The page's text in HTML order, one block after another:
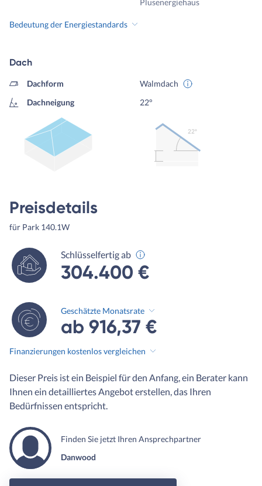
Plusenergiehaus
Bedeutung der Energiestandards
Dach
Dachform
Walmdach
Dachneigung
22°
22º
Preisdetails
für Park 140.1W
Schlüsselfertig ab
304.400 €
Geschätzte Monatsrate
ab 916,37 €
Finanzierungen kostenlos vergleichen
Dieser Preis ist ein Beispiel für den Anfang, ein Berater kann
Ihnen ein detailliertes Angebot erstellen, das Ihren
Bedürfnissen entspricht.
Finden Sie jetzt Ihren Ansprechpartner
Danwood